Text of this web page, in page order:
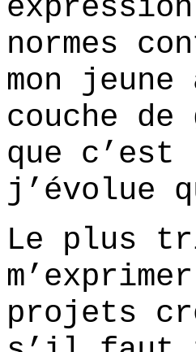
normes
mon
couche
que
j’évolue
Le plus
projets